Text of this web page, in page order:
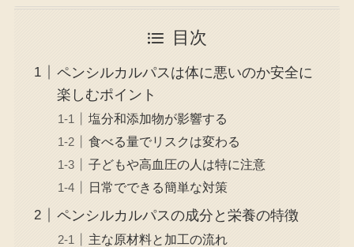
目次
ペンシルカルパスは体に悪いのか安全に
楽しむポイント
塩分和添加物が影響する
食べる量でリスクは変わる
子どもや高血圧の人は特に注意
日常でできる簡単な対策
ペンシルカルパスの成分と栄養の特徴
主な原材料と加工の流れ